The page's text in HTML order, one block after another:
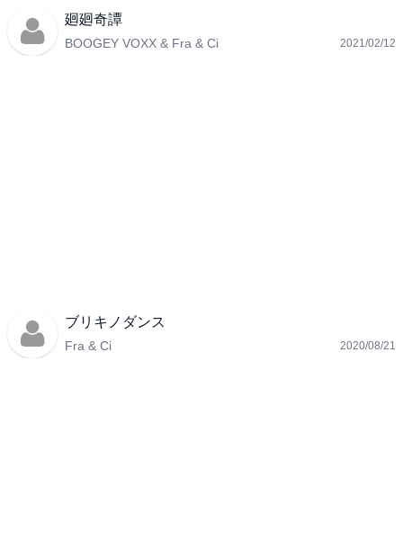
廻廻奇譚
BOOGEY VOXX & Fra & Ci 2021/02/12
ブリキノダンス
Fra & Ci 2020/08/21